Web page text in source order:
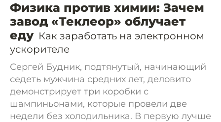
Физика против химии: Зачем
завод «Теклеор» облучает
еду Как заработать на электронном
ускорителе
Сергей Будник, подтянутый, начинающий
седеть мужчина средних лет, деловито
демонстрирует три коробки с
шампиньонами, которые провели две
недели без холодильника. В первую лучше